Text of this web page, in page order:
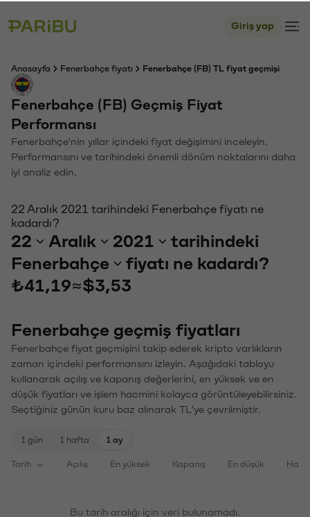
Giriş yap
Anasayfa Fenerbahçe fiyatı Fenerbahçe (FB) TL fiyat geçmişi
Fenerbahçe (FB) Geçmiş Fiyat
Performansı
Fenerbahçe'nin yıllar içindeki fiyat değişimini inceleyin.
Performansını ve tarihindeki önemli dönüm noktalarını daha
iyi analiz edin.
22 Aralık 2021 tarihindeki Fenerbahçe fiyatı ne
kadardı?
22 Aralık 2021
tarihindeki
Fenerbahçe
fiyatı ne kadardı?
₺41,19≈$3,53
Fenerbahçe geçmiş fiyatları
Fenerbahçe fiyat geçmişini takip ederek kripto varlıkların
zaman içindeki performansını izleyin. Aşağıdaki tabloyu
kullanarak açılış ve kapanış değerlerini, en yüksek ve en
düşük fiyatları ve işlem hacmini kolayca görüntüleyebilirsiniz.
Seçtiğiniz günün kuru baz alınarak TL'ye çevrilmiştir.
1 gün 1 hafta 1 ay
Tarih Açılış En yüksek Kapanış En düşük
Bu tarih aralığı için veri bulunamadı.